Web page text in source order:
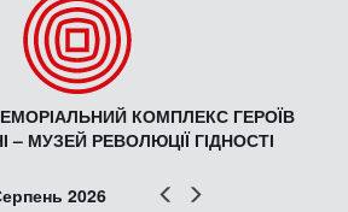
КОМПЛЕКС ГЕРОЇВ
– МУЗЕЙ РЕВОЛЮЦІЇ ГІДНОСТІ
Попер
2026